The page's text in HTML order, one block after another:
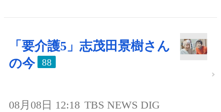
「要介護5」志茂田景樹さん
の今
88
08月08日 12:18 TBS NEWS DIG